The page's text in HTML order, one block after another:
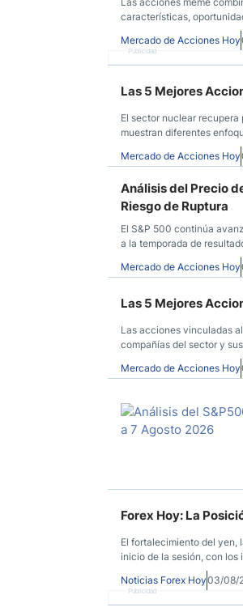
características,
Mercado de Acciones Hoy
Publicidad
Las 5 Mejores
El sector nuclear
muestran diferentes
Mercado de Acciones Hoy
Análisis del Precio
Riesgo de Ruptura
El S&P 500 continúa
a la temporada de
Mercado de Acciones Hoy
Las 5 Mejores
Las acciones vinculadas
compañías del sector y
Mercado de Acciones Hoy
Forex Hoy: La
El fortalecimiento del yen,
inicio de la sesión, con
Noticias Forex Hoy03/08/
Publicidad